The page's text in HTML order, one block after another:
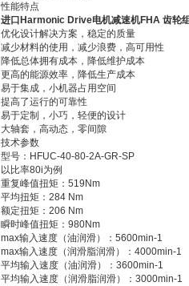
性能特点
进口Harmonic Drive电机减速机FHA 齿轮
优化设计解决方案，稳定的质量
减少材料的使用，减少浪费，高可用性
降低总体拥有成本，降低维护成本
更高的能源效率，降低生产成本
易于集成，小机器占用空间
提高了运行的可靠性
易于定制，小巧，轻便的设计
大轴套，高动态，零间隙
技术参数
型号：HFUC-40-80-2A-GR-SP
以比率80i为例
重复峰值扭矩：519Nm
平均扭矩：284 Nm
额定扭矩：206 Nm
瞬时峰值扭矩：980Nm
max输入速度（油润滑）：5600min-1
max输入速度（润滑脂润滑）：4000min-1
平均输入速度（油润滑）：3600min-1
平均输入速度（润滑脂润滑）：3000min-1